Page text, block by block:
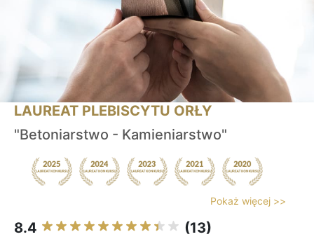
LAUREAT PLEBISCYTU ORŁY
"Betoniarstwo - Kamieniarstwo"
Pokaż więcej >>
8.4 (13)